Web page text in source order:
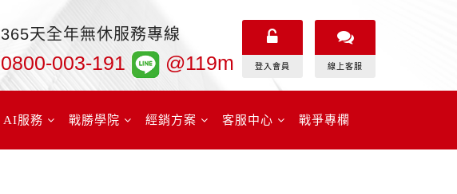
365天全年無休服務專線
0800-003-191 @119m 登入會員 線上客服
AI服務 戰勝學院 經銷方案 客服中心 戰爭專欄